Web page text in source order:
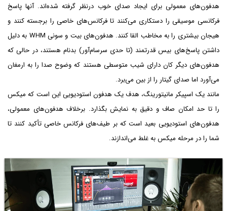
هدفون‌های معمولی برای ایجاد صدای خوب درنظر گرفته شده‌اند. آنها پاسخ
فرکانسی موسیقی را دستکاری می‌کنند تا فرکانس‌های خاصی را برجسته کنند و
هیجان بیشتری را به مخاطب القا کنند. هدفون‌های بیت‌ و سونی WHM به دلیل
داشتن پاسخ‌های بیس قدرتمند (تا حدی سرسام‌آور) بدنام هستند، در حالی که
هدفون‌های دیگر کان دارای شیب متوسطی هستند که وضوح صدا را به ارمغان
می‌آورد اما صدای گیتار را از بین می‌برد.
مانند یک اسپیکر مانیتورینگ، هدف یک هدفون استودیویی این است که میکس
را تا حد امکان صاف و دقیق به نمایش بگذارد. برخلاف هدفون‌های معمولی،
هدفون‌های استودیویی بعید است که بر طیف‌های فرکانس خاصی تأکید کنند تا
شما را در مرحله میکس به غلط می‌اندازند.